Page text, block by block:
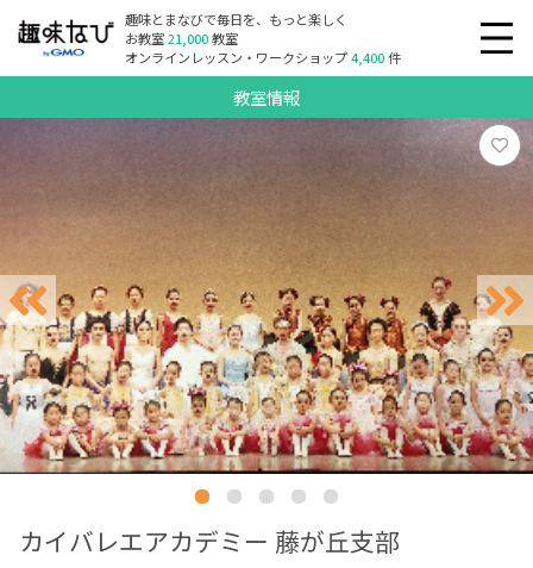
趣味とまなびで毎日を、もっと楽しく
お教室21,000教室
オンラインレッスン・ワークショップ4,400件
教室情報
カイバレエアカデミー 藤が丘支部